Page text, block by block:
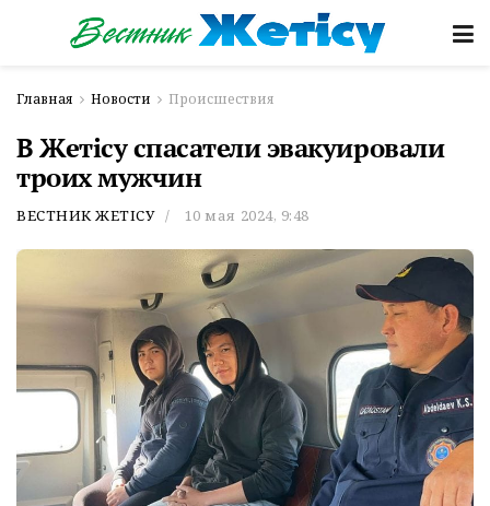
Главная Новости Происшествия
В Жетісу спасатели эвакуировали
троих мужчин
ВЕСТНИК ЖЕТІСУ 10 мая 2024, 9:48